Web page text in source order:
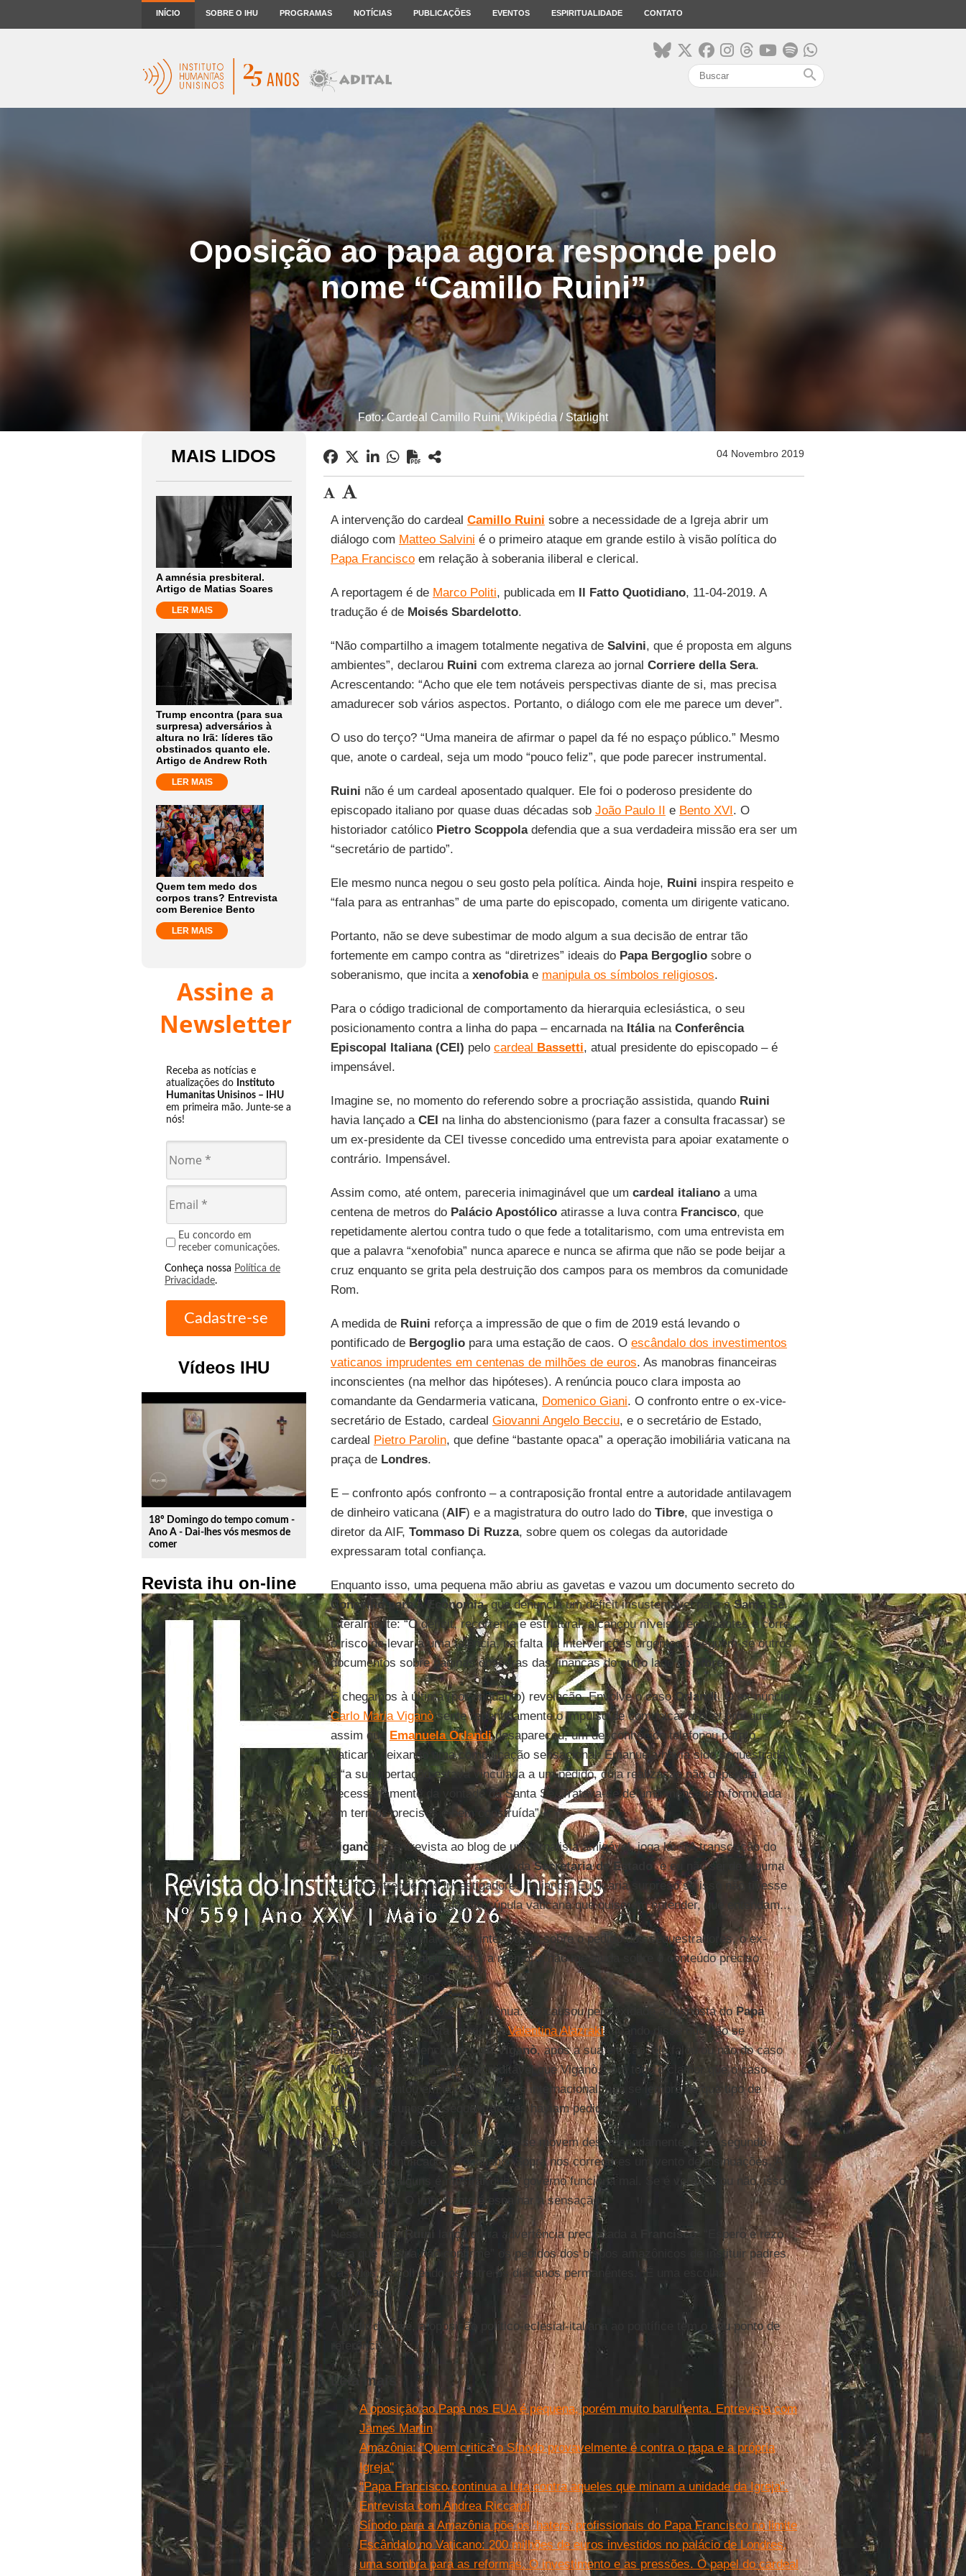
INÍCIO SOBRE O IHU PROGRAMAS NOTÍCIAS PUBLICAÇÕES EVENTOS ESPIRITUALIDADE CONTATO
search
Oposição ao papa agora responde pelo
nome “Camillo Ruini”
Foto: Cardeal Camillo Ruini, Wikipédia / Starlight
MAIS LIDOS
A amnésia presbiteral.
Artigo de Matias Soares
LER MAIS
Trump encontra (para sua
surpresa) adversários à
altura no Irã: líderes tão
obstinados quanto ele.
Artigo de Andrew Roth
LER MAIS
Quem tem medo dos
corpos trans? Entrevista
com Berenice Bento
LER MAIS
Assine a
Newsletter
Receba as notícias e
atualizações do Instituto
Humanitas Unisinos – IHU
em primeira mão. Junte-se a
nós!
Eu concordo em
receber comunicações.
Conheça nossa Política de
Privacidade.
Vídeos IHU
play_circle_outline
18º Domingo do tempo comum -
Ano A - Dai-lhes vós mesmos de
comer
Revista ihu on-line
04 Novembro 2019
A intervenção do cardeal Camillo Ruini sobre a necessidade de a Igreja abrir um
diálogo com Matteo Salvini é o primeiro ataque em grande estilo à visão política do
Papa Franciscoem relação à soberania iliberal e clerical.
A reportagem é de Marco Politi, publicada em Il Fatto Quotidiano, 11-04-2019. A
tradução é de Moisés Sbardelotto.
“Não compartilho a imagem totalmente negativa de Salvini, que é proposta em alguns
ambientes”, declarou Ruini com extrema clareza ao jornal Corriere della Sera.
Acrescentando: “Acho que ele tem notáveis perspectivas diante de si, mas precisa
amadurecer sob vários aspectos. Portanto, o diálogo com ele me parece um dever”.
O uso do terço? “Uma maneira de afirmar o papel da fé no espaço público.” Mesmo
que, anote o cardeal, seja um modo “pouco feliz”, que pode parecer instrumental.
Ruini não é um cardeal aposentado qualquer. Ele foi o poderoso presidente do
episcopado italiano por quase duas décadas sob João Paulo II e Bento XVI. O
historiador católico Pietro Scoppoladefendia que a sua verdadeira missão era ser um
“secretário de partido”.
Ele mesmo nunca negou o seu gosto pela política. Ainda hoje, Ruini inspira respeito e
“fala para as entranhas” de uma parte do episcopado, comenta um dirigente vaticano.
Portanto, não se deve subestimar de modo algum a sua decisão de entrar tão
fortemente em campo contra as “diretrizes” ideais do Papa Bergogliosobre o
soberanismo, que incita a xenofobiae manipula os símbolos religiosos.
Para o código tradicional de comportamento da hierarquia eclesiástica, o seu
posicionamento contra a linha do papa – encarnada na Itáliana Conferência
Episcopal Italiana (CEI) pelo cardeal Bassetti, atual presidente do episcopado – é
impensável.
Imagine se, no momento do referendo sobre a procriação assistida, quando Ruini
havia lançado a CEI na linha do abstencionismo (para fazer a consulta fracassar) se
um ex-presidente da CEI tivesse concedido uma entrevista para apoiar exatamente o
contrário. Impensável.
Assim como, até ontem, pareceria inimaginável que um cardeal italianoa uma
centena de metros do Palácio Apostólicoatirasse a luva contra Francisco, que
repetidamente alertou contra tudo o que fede a totalitarismo, com uma entrevista em
que a palavra “xenofobia” nunca aparece e nunca se afirma que não se pode beijar a
cruz enquanto se grita pela destruição dos campos para os membros da comunidade
Rom.
A medida de Ruini reforça a impressão de que o fim de 2019 está levando o
pontificado de Bergogliopara uma estação de caos. O escândalo dos investimentos
vaticanos imprudentes em centenas de milhões de euros. As manobras financeiras
inconscientes (na melhor das hipóteses). A renúncia pouco clara imposta ao
comandante da Gendarmeria vaticana, Domenico Giani. O confronto entre o ex-vice-
secretário de Estado, cardeal Giovanni Angelo Becciu, e o secretário de Estado,
cardeal Pietro Parolin, que define “bastante opaca” a operação imobiliária vaticana na
praça de Londres.
E – confronto após confronto – a contraposição frontal entre a autoridade antilavagem
de dinheiro vaticana (AIF) e a magistratura do outro lado do Tibre, que investiga o
diretor da AIF, Tommaso Di Ruzza, sobre quem os colegas da autoridade
expressaram total confiança.
Enquanto isso, uma pequena mão abriu as gavetas e vazou um documento secreto do
Conselho para a Economia, que denuncia um déficit insustentável para aSanta Sé.
Literalmente: “O déficit, recorrente e estrutural, alcançou níveis preocupantes e corre
o risco de levar a uma falência, na falta de intervenções urgentes”. Seguem-se outros
documentos sobre páginas obscuras das finanças do outro lado doTibre.
E chegamos à última (por enquanto) revelação. Envolve o casoOrlandi. O ex-núncio
Carlo Maria Viganòsente repentinamente o impulso de comunicarurbi et orbique,
assim que Emanuela Orlandidesapareceu, um desconhecido telefonou para o
Vaticano deixando uma comunicação sensacional: Emanuela havia sido sequestrada,
e “a sua libertação estava vinculada a um pedido, cuja realização não dependia
necessariamente da vontade da Santa Sé. Tratava-se de uma mensagem formulada
em termos precisos e bem construída”.
Viganò, na entrevista ao blog de um jornalista amigável, joga lá: “(A transcrição do
telefonema) deve estar no arquivo daSecretaria de Estado , e eu não sei de alguma
vez foi entregue aos investigadores italianos. Eu ficaria surpreso se isso não tivesse
sido feito”. E aqueles da alta cúpula vaticana que quiserem entender, que entendam...
Mas o mais singular é que, interrogado sobre o pedido dos sequestradores, o ex-
núncio afirma: “Infelizmente, a memória não me ajuda sobre o conteúdo preciso
daquele documento”.
A opinião pública não é tão ingênua. Se causou perplexidade a resposta doPapa
Bergoglioà jornalista mexicanaValentina Alazraki, quando disse que não se
lembrava se, no encontro comViganò, após a sua eleição, ele falou ou não do caso
McCarrick, é totalmente inacreditável que Viganò, com todo o clamor que o caso
Orlandi levantou em nível nacional e internacional, não se lembre de que tipo de
resgate os supostos sequestradores haviam pedido.
O panorama é esse. Grupos e clãs se movem desordenadamente neste segundo
tempo do pontificado bergogliano. Sopra nos corredores um vento de insinuações. A
intenção de alguns é mostrar que o governo funciona mal. Se é verdade ou não, isso
nem importa. O importante é espalhar a sensação.
Nesse clima,Ruini lança outra advertência precipitada a Francisco: “Espero e rezo
para que o papa não confirme” os pedidos dos bispos amazônicos de instituir padres
casados, escolhendo-os entre os diáconos permanentes. “É uma escolha
equivocada.”
A partir de hoje, a oposição político-eclesial-italiana ao pontífice tem o seu ponto de
referência.
Leia mais
A oposição ao Papa nos EUA é pequena, porém muito barulhenta. Entrevista com
James Martin
Amazônia: ''Quem critica o Sínodo provavelmente é contra o papa e a própria
Igreja''
“Papa Francisco continua a luta contra aqueles que minam a unidade da Igreja”.
Entrevista com Andrea Riccardi
Sínodo para a Amazônia põe os ‘haters’ profissionais do Papa Francisco no limite
Escândalo no Vaticano: 200 milhões de euros investidos no palácio de Londres,
uma sombra para as reformas. O investimento e as pressões. O papel do cardeal